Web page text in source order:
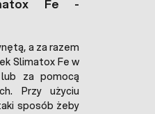
Fe -
a za razem
Slimatox Fe w
za pomocą
Przy użyciu
sposób żeby